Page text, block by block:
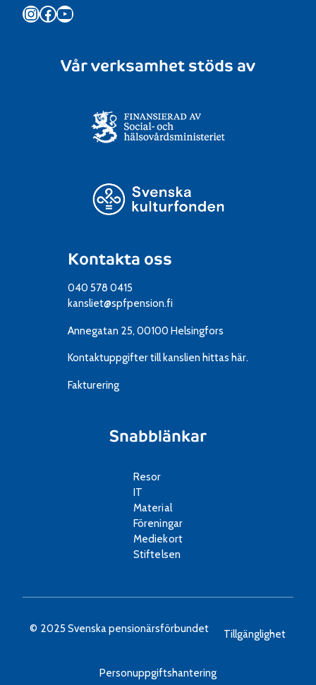
Instagram
Facebook
YouTube
Kontakta oss
040 578 0415
kansliet@spfpension.fi
Annegatan 25, 00100 Helsingfors
Kontaktuppgifter till kanslien hittas här.
Fakturering
Snabblänkar
Resor
IT
Material
Föreningar
Mediekort
Stiftelsen
Vår verksamhet stöds av
© 2025 Svenska pensionärsförbundet Tillgänglighet
Personuppgiftshantering